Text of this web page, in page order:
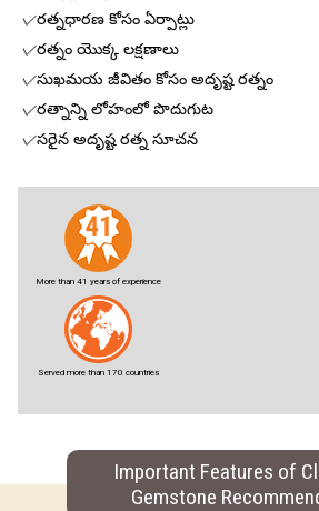
✓రత్నధారణ కోసం ఏర్పాట్లు
✓రత్నం యొక్క లక్షణాలు
✓సుఖమయ జీవితం కోసం అదృష్ట రత్నం
✓రత్నాన్ని లోహంలో పొదుగుట
✓సరైన అదృష్ట రత్న సూచన
More than 41 years of experience
Served more than 170 countries
Important Features of
Gemstone